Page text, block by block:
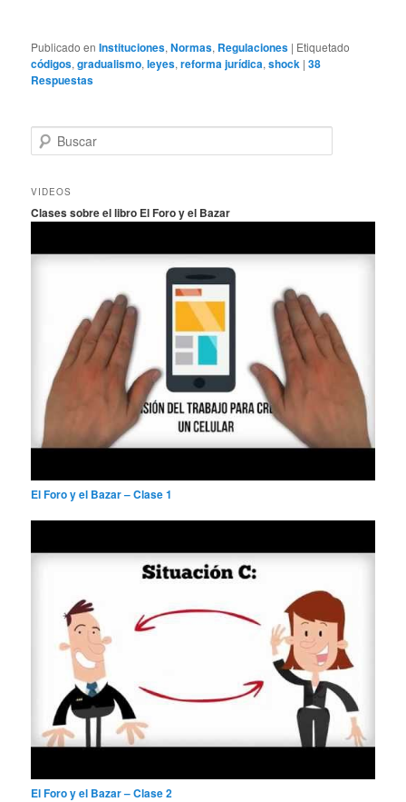
Publicado en Instituciones,Normas, Regulaciones | Etiquetado
códigos,gradualismo,leyes,reforma jurídica,shock |38
Respuestas
u
c
r
VIDEOS
Clases sobre el libro El Foro y el Bazar
El Foro y el Bazar – Clase 1
El Foro y el Bazar – Clase 2